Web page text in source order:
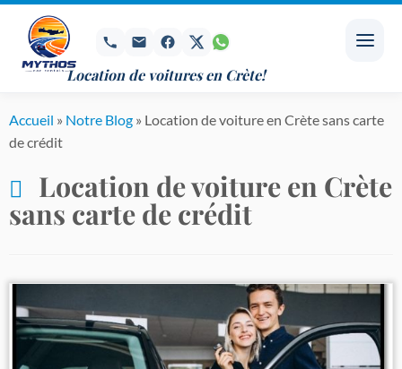
Passer
contenu
Location de voitures en Crète!
Accueil » Notre Blog » Location de voiture en Crète sans carte
de crédit
Location de voiture en Crète
sans carte de crédit